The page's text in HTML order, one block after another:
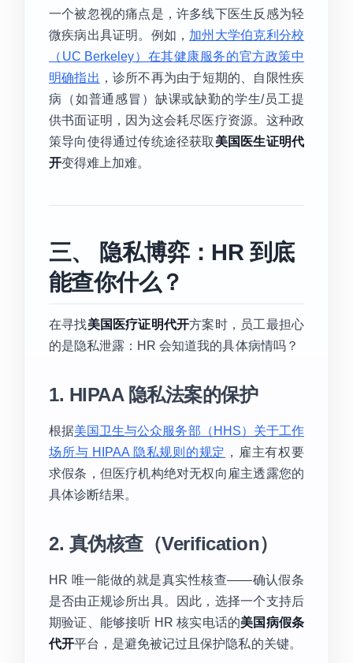
一个被忽视的痛点是，许多线下医生反感为轻
微疾病出具证明。例如， 加州大学伯克利分校
（UC Berkeley）在其健康服务的官方政策中
明确指出 ，诊所不再为由于短期的、自限性疾
病（如普通感冒）缺课或缺勤的学生/员工提
供书面证明，因为这会耗尽医疗资源。这种政
策导向使得通过传统途径获取 美国医生证明代
开变得难上加难。
三、 隐私博弈：HR 到底
能查你什么？
在寻找美国医疗证明代开方案时，员工最担心
的是隐私泄露：HR 会知道我的具体病情吗？
1. HIPAA 隐私法案的保护
根据美国卫生与公众服务部（HHS）关于工作
场所与 HIPAA 隐私规则的规定 ，雇主有权要
求假条，但医疗机构绝对无权向雇主透露您的
具体诊断结果。
2. 真伪核查（Verification）
HR 唯一能做的就是真实性核查——确认假条
是否由正规诊所出具。因此，选择一个支持后
期验证、能够接听 HR 核实电话的美国病假条
代开平台，是避免被记过且保护隐私的关键。